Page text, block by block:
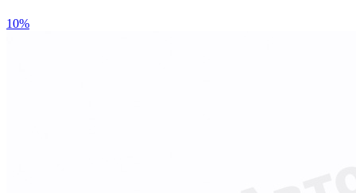
10%